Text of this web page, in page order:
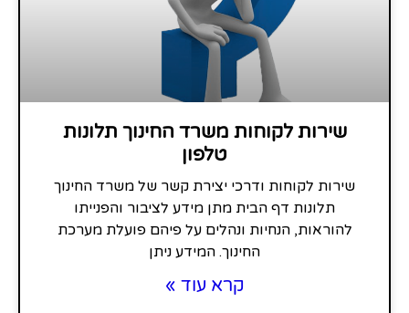
שירות לקוחות משרד החינוך תלונות
טלפון
שירות לקוחות ודרכי יצירת קשר של משרד החינוך
תלונות דף הבית מתן מידע לציבור והפנייתו
להוראות, הנחיות ונהלים על פיהם פועלת מערכת
החינוך. המידע ניתן
קרא עוד »